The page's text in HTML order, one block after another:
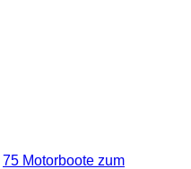
75 Motorboote zum